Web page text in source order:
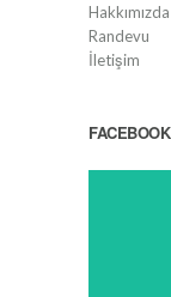
Hakkımızda
Randevu
İletişim
FACEBOOK